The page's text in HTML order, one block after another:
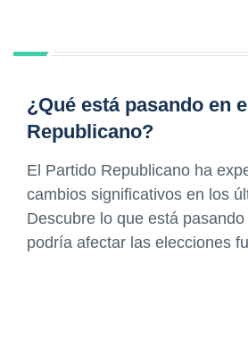
¿Qué está pasando en
Republicano?
El Partido Republicano ha
cambios significativos en los
Descubre lo que está
podría afectar las elecciones